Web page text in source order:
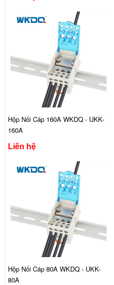
Hộp Nối Cáp 160A WKDQ - UKK-
160A
Liên hệ
Hộp Nối Cáp 80A WKDQ - UKK-
80A